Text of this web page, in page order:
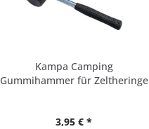
Kampa Camping
Gummihammer für Zeltheringe
3,95 € *